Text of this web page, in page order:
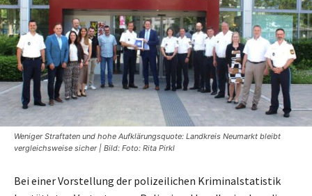
Weniger Straftaten und hohe Aufklärungsquote: Landkreis Neumarkt bleibt
vergleichsweise sicher | Bild: Foto: Rita Pirkl
Bei einer Vorstellung der polizeilichen Kriminalstatistik